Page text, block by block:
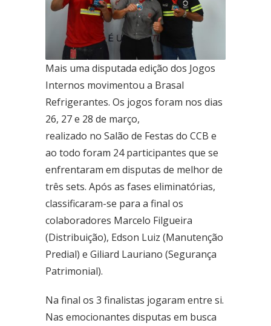
QNN 30 Área Especial F
Fone: (61) 3035-6666
Pistão Sul CSG 9
Fone: (61) 3030-6666
Pistão Sul CSG 9
Fone: (61) 3030-6666
Ceilândia
Fone: (61) 3035-6666
Park Sul
Fone: (61) 3773-6655
Mais uma disputada edição dos Jogos
Internos movimentou a Brasal
Refrigerantes. Os jogos foram nos dias
26, 27 e 28 de março,
realizado no Salão de Festas do CCB e
ao todo foram 24 participantes que se
enfrentaram em disputas de melhor de
três sets. Após as fases eliminatórias,
classificaram-se para a final os
colaboradores Marcelo Filgueira
(Distribuição), Edson Luiz (Manutenção
Predial) e Giliard Lauriano (Segurança
Patrimonial).
Na final os 3 finalistas jogaram entre si.
Nas emocionantes disputas em busca